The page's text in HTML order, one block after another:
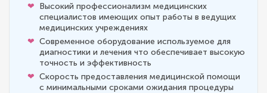
Высокий профессионализм медицинских
специалистов имеющих опыт работы в ведущих
медицинских учреждениях
Современное оборудование используемое для
диагностики и лечения что обеспечивает высокую
точность и эффективность
Скорость предоставления медицинской помощи
с минимальными сроками ожидания процедуры